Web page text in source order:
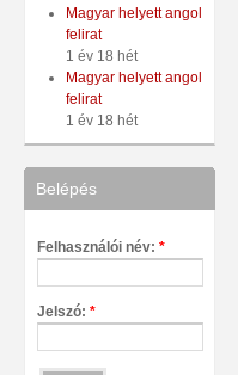
Magyar helyett angol
felirat
1 év 18 hét
Magyar helyett angol
felirat
1 év 18 hét
Belépés
Felhasználói név: *
Jelszó: *